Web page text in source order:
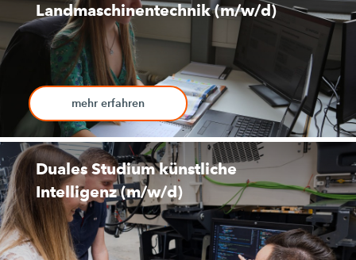
Landmaschinentechnik (m/w/d)
mehr erfahren
Duales Studium künstliche
Intelligenz (m/w/d)